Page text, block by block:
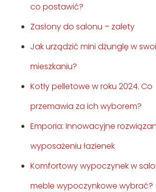
co postawić?
Zasłony do salonu – zalety
Jak urządzić mini dżunglę w
mieszkaniu?
Kotły pelletowe w roku 2024. Co
przemawia za ich wyborem?
Emporia: Innowacyjne
wyposażeniu łazienek
Komfortowy wypoczynek w
meble wypoczynkowe wybrać?